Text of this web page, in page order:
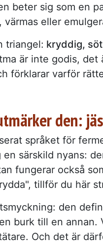
beter sig som en
värmas eller
triangel: kryddig,
är inte godis,
förklarar varför
den:
språket för
särskild nyans:
fungerar också
tillför du här
den
burk till en annan.
Och det är